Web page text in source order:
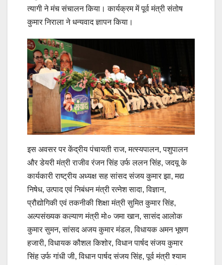
त्यागी ने मंच संचालन किया। कार्यक्रम में पूर्व मंत्री संतोष
कुमार निराला ने धन्यवाद ज्ञापन किया।
इस अवसर पर केंद्रीय पंचायती राज, मत्स्यपालन, पशुपालन
और डेयरी मंत्री राजीव रंजन सिंह उर्फ ललन सिंह, जदयू के
कार्यकारी राष्ट्रीय अध्यक्ष सह सांसद संजय कुमार झा, मद्य
निषेध, उत्पाद एवं निबंधन मंत्री रत्नेश सादा, विज्ञान,
प्रौद्योगिकी एवं तकनीकी शिक्षा मंत्री सुमित कुमार सिंह,
अल्पसंख्यक कल्याण मंत्री मो० जमा खान, सासंद आलोक
कुमार सुमन, सांसद अजय कुमार मंडल, विधायक अमन भूषण
हजारी, विधायक कौशल किशोर, विधान पार्षद संजय कुमार
सिंह उर्फ गांधी जी, विधान पार्षद संजय सिंह, पूर्व मंत्री श्याम